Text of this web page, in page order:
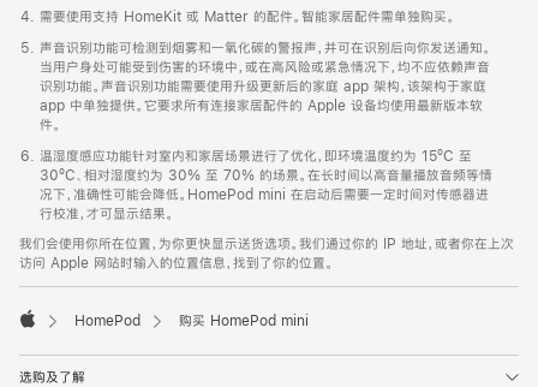
需要使用支持 HomeKit 或 Matter 的配件。智能家居配件需单独购买。
声音识别功能可检测到烟雾和一氧化碳的警报声，并可在识别后向你发送通知。
当用户身处可能受到伤害的环境中，或在高风险或紧急情况下，均不应依赖声音
识别功能。声音识别功能需要使用升级更新后的家庭 app 架构，该架构于家庭
app 中单独提供。它要求所有连接家居配件的 Apple 设备均使用最新版本软
件。
温湿度感应功能针对室内和家居场景进行了优化，即环境温度约为 15ºC 至
30ºC、相对湿度约为 30% 至 70% 的场景。在长时间以高音量播放音频等情
况下，准确性可能会降低。HomePod mini 在启动后需要一定时间对传感器进
行校准，才可显示结果。
我们会使用你所在位置，为你更快显示送货选项。我们通过你的 IP 地址，或者你在上次
访问 Apple 网站时输入的位置信息，找到了你的位置。
HomePod 购买 HomePod mini
选购及了解